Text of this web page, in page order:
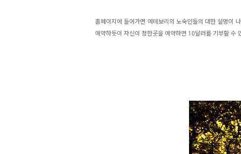
홈페이지에 들어가면 예테보리의 노숙인들의 대한 설명이
예약하듯이 자신이 정한곳을 예약하면 10달러를 기부할 수